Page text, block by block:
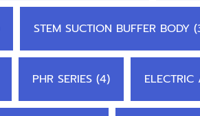
STEM SUCTION BUFFER BODY
PHR SERIES (4) ELECTRIC